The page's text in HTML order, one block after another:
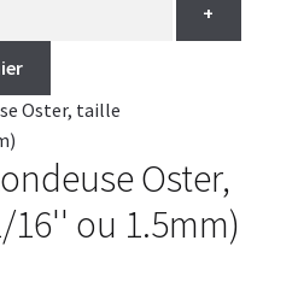
+
Oster,
16'' ou 1.5mm)